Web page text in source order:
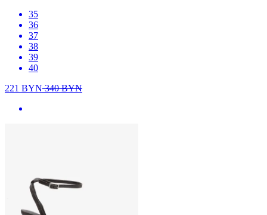
35
36
37
38
39
40
221 BYN340BYN